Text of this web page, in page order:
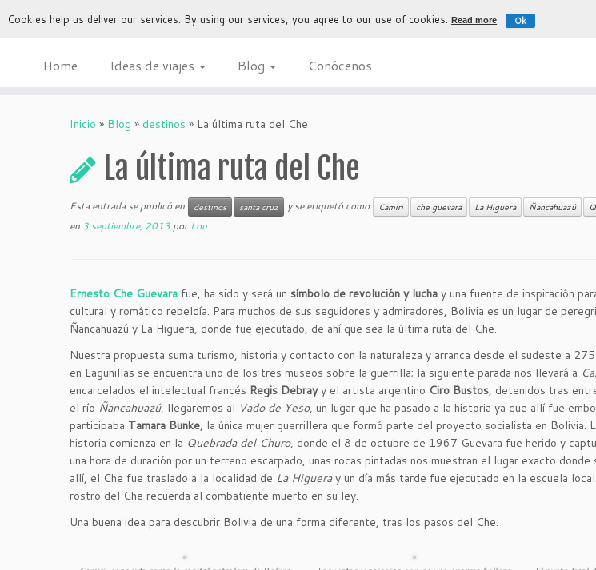
La
Home Ideas de viajes Blog Conócenos
Inicio » Blog » destinos » La última ruta del Che
La última ruta del Che
Esta entrada se publicó en destinos santa cruz y se etiquetó como Camiri che guevara La Higuera Ñancahuazú
en 3 septiembre, 2013 porLou
Ernesto Che Guevara fue, ha sido y será un símbolo de revolución y lucha y una fuente de inspiración
cultural y romático rebeldía. Para muchos de sus seguidores y admiradores, Bolivia es un lugar de
Ñancahuazú y La Higuera, donde fue ejecutado, de ahí que sea la última ruta del Che.
Nuestra propuesta suma turismo, historia y contacto con la naturaleza y arranca desde el sudeste a
en Lagunillas se encuentra uno de los tres museos sobre la guerrilla; la siguiente parada nos llevará a
encarcelados el intelectual francés Regis Debrayy el artista argentino Ciro Bustos, detenidos tras
el río Ñancahuazú, llegaremos al Vado de Yeso, un lugar que ha pasado a la historia ya que allí fue
participaba Tamara Bunke, la única mujer guerrillera que formó parte del proyecto socialista en Bolivia.
historia comienza en la Quebrada del Churo, donde el 8 de octubre de 1967 Guevara fue herido y
una hora de duración por un terreno escarpado, unas rocas pintadas nos muestran el lugar exacto
allí, el Che fue traslado a la localidad de La Higueray un día más tarde fue ejecutado en la escuela
rostro del Che recuerda al combatiente muerto en su ley.
Una buena idea para descubrir Bolivia de una forma diferente, tras los pasos del Che.
Cookies help us deliver our services. By using our services, you agree to our use of cookies.Read more Ok